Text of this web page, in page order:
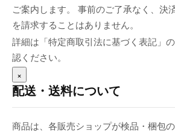
ご案内します。 事前のご了承なく、決
を請求することはありません。
詳細は「特定商取引法に基づく表記」
認ください。
×
配送・送料について
商品は、各販売ショップが検品・梱包の